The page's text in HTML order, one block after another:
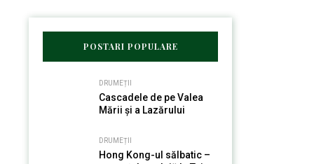
POSTARI POPULARE
DRUMEȚII
Cascadele de pe Valea
Mării și a Lazărului
DRUMEȚII
Hong Kong-ul sălbatic –